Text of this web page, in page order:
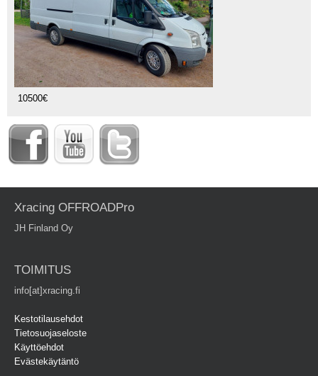
10500€
Xracing OFFROADPro
JH Finland Oy
TOIMITUS
info[at]xracing.fi
Kestotilausehdot
Tietosuojaseloste
Käyttöehdot
Evästekäytäntö